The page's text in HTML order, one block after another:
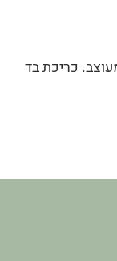
פתיחה מעוצב. כריכת בד